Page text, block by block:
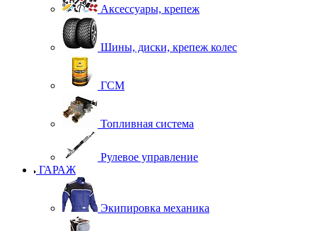
Аксессуары, крепеж
Шины, диски, крепеж колес
ГСМ
Топливная система
Рулевое управление
ГАРАЖ
Экипировка механика